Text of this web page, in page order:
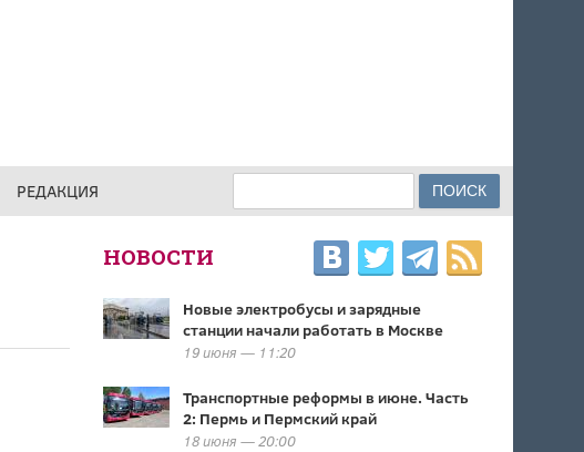
РЕДАКЦИЯ ФОРМА ПОИСКА
НОВОСТИ
Новые электробусы и зарядные
станции начали работать в Москве
19 июня — 11:20
Транспортные реформы в июне. Часть
2: Пермь и Пермский край
18 июня — 20:00